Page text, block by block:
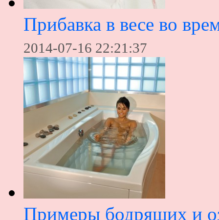
Прибавка в весе во
2014-07-16 22:21:37
Примеры бодрящих и